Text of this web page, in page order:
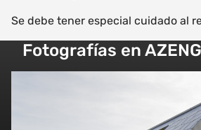
Se debe tener especial cuidado al
Fotografías en